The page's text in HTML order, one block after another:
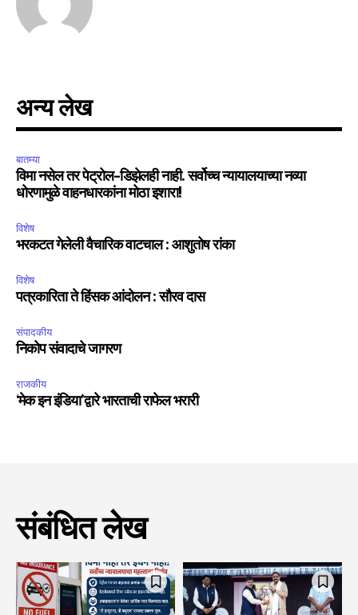
I've read and accept the
6,300
Fans
अन्य लेख
बातम्या
विमा नसेल तर पेट्रोल-डिझेलही नाही. सर्वोच्च न्यायालयाच्या नव्या
धोरणामुळे वाहनधारकांना मोठा इशारा!
विशेष
भरकटत गेलेली वैचारिक वाटचाल : आशुतोष रांका
विशेष
पत्रकारिता ते हिंसक आंदोलन : सौरव दास
संपादकीय
निकोप संवादाचे जागरण
राजकीय
‘मेक इन इंडिया’द्वारे भारताची राफेल भरारी
संबंधित लेख